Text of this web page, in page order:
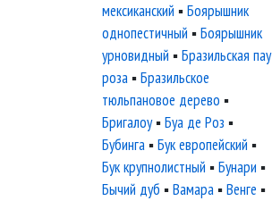
мексиканский ▪Боярышник
однопестичный ▪Боярышник
урновидный ▪Бразильская пау
роза ▪Бразильское
тюльпановое дерево ▪
Бригалоу▪Буа де Роз ▪
Бубинга ▪Бук европейский ▪
Бук крупнолистный ▪Бунари ▪
Бычий дуб ▪Вамара ▪Венге ▪